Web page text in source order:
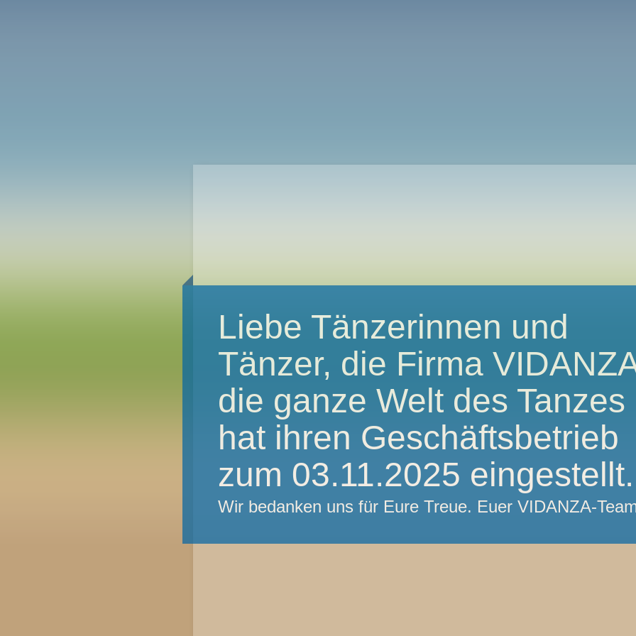
Liebe Tänzerinnen und
Tänzer, die Firma
die ganze Welt des Tanzes
hat ihren Geschäftsbetrieb
zum 03.11.2025 eingestellt.
Wir bedanken uns für Eure Treue. Euer VIDANZA-